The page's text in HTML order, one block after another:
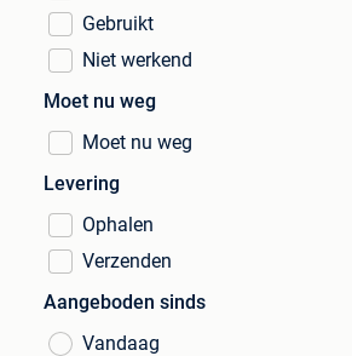
Gebruikt
Niet werkend
Moet nu weg
Moet nu weg
Levering
Ophalen
Verzenden
Aangeboden sinds
Vandaag